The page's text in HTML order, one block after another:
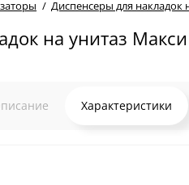
Диспенсеры для накладок
на унитаз
Характеристики